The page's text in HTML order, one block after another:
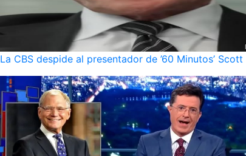
La CBS despide al presentador de ’60 Minutos’